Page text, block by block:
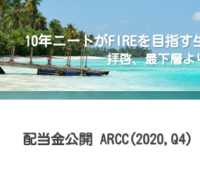
10年ニートがFIREを目指す
拝啓、最下層よ
配当金公開 ARCC(2020,Q4)